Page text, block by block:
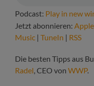
Podcast: Play in new
Jetzt abonnieren:
Music |TuneIn | RSS
Die besten Tipps aus
Radel , CEO vonWWP.